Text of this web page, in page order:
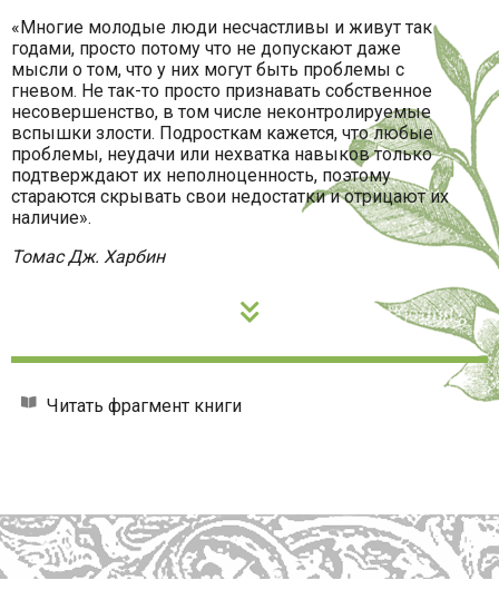
«Многие молодые люди несчастливы и живут так
годами, просто потому что не допускают даже
мысли о том, что у них могут быть проблемы с
гневом. Не так-то просто признавать собственное
несовершенство, в том числе неконтролируемые
вспышки злости. Подросткам кажется, что любые
проблемы, неудачи или нехватка навыков только
подтверждают их неполноценность, поэтому
стараются скрывать свои недостатки и отрицают их
наличие».
Томас Дж. Харбин
Читать фрагмент книги